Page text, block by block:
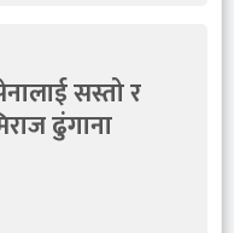
सस्तो र
ढुंगाना